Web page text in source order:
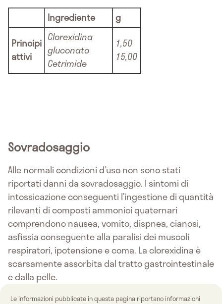
Ingrediente
g
Principi
attivi
Clorexidina
gluconato
Cetrimide
1,50
15,00
Sovradosaggio
Alle normali condizioni d’uso non sono stati
riportati danni da sovradosaggio. I sintomi di
intossicazione conseguenti l’ingestione di quantità
rilevanti di composti ammonici quaternari
comprendono nausea, vomito, dispnea, cianosi,
asfissia conseguente alla paralisi dei muscoli
respiratori, ipotensione e coma. La clorexidina è
scarsamente assorbita dal tratto gastrointestinale
e dalla pelle.
Le informazioni pubblicate in questa pagina riportano informazioni